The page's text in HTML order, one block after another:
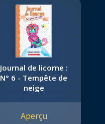
Journal de licorne :
N° 6 - Tempête de
neige
Aperçu